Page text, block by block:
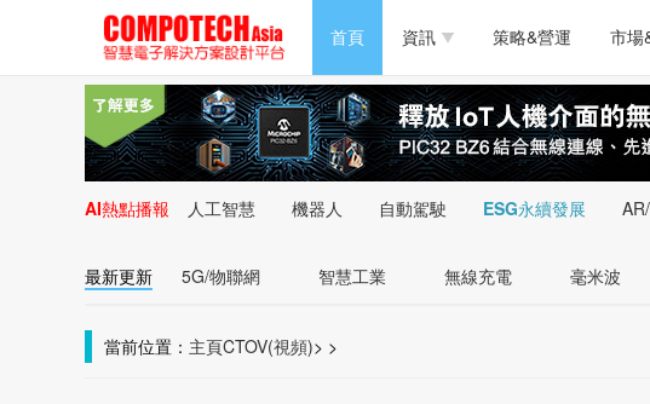
首頁 資訊
半導體/零組件 測試量測
PC/周邊 軟體/工具
新能源 人工智慧
策略&營運 市場
PC/周邊 軟體/工具
新能源 人工智慧
AI熱點播報 人工智慧 機器人 自動駕駛 ESG永續發展
最新更新 5G/物聯網 智慧工業 無線充電 毫米波
當前位置： 主頁 >
CTOV(視頻) >